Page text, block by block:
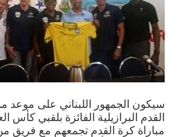
سيكون الجمهور اللبناني على موعد
مباراة كرة القدم تجمعهم مع فريق من